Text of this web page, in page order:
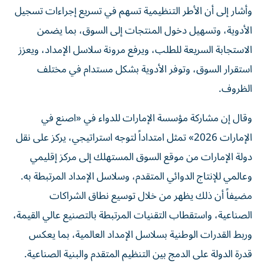
وأشار إلى أن الأطر التنظيمية تسهم في تسريع إجراءات تسجيل
الأدوية، وتسهيل دخول المنتجات إلى السوق، بما يضمن
الاستجابة السريعة للطلب، ويرفع مرونة سلاسل الإمداد، ويعزز
استقرار السوق، وتوفر الأدوية بشكل مستدام في مختلف
الظروف.
وقال إن مشاركة مؤسسة الإمارات للدواء في «اصنع في
الإمارات 2026» تمثل امتداداً لتوجه استراتيجي، يركز على نقل
دولة الإمارات من موقع السوق المستهلك إلى مركز إقليمي
وعالمي للإنتاج الدوائي المتقدم، وسلاسل الإمداد المرتبطة به.
مضيفاً أن ذلك يظهر من خلال توسيع نطاق الشراكات
الصناعية، واستقطاب التقنيات المرتبطة بالتصنيع عالي القيمة،
وربط القدرات الوطنية بسلاسل الإمداد العالمية، بما يعكس
قدرة الدولة على الدمج بين التنظيم المتقدم والبنية الصناعية.